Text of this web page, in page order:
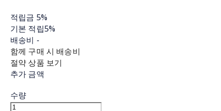
적립금 5%
기본 적립5%
배송비 -
함께 구매 시 배송비
절약 상품 보기
추가 금액
수량